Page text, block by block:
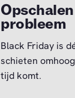
probleem
Black Friday is
schieten
tijd komt.